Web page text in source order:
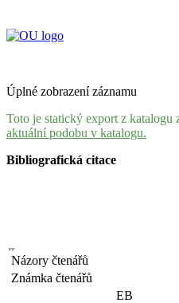
Úplné zobrazení záznamu
Toto je statický export z katalogu
aktuální podobu v katalogu.
Bibliografická citace
Názory čtenářů
Známka čtenářů
EB